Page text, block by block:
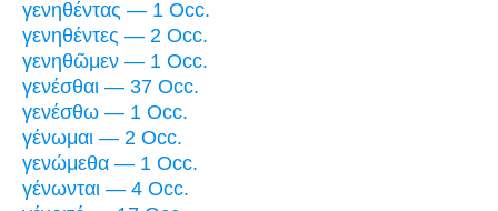
γενηθέντας — 1 Occ.
γενηθέντες — 2 Occ.
γενηθῶμεν — 1 Occ.
γενέσθαι — 37 Occ.
γενέσθω — 1 Occ.
γένωμαι — 2 Occ.
γενώμεθα — 1 Occ.
γένωνται — 4 Occ.